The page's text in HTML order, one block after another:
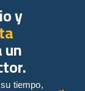
y
tiempo,